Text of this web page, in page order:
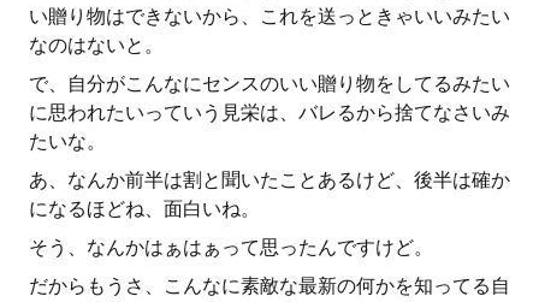
い贈り物はできないから、これを送っときゃいいみたい
なのはないと。
で、自分がこんなにセンスのいい贈り物をしてるみたい
に思われたいっていう見栄は、バレるから捨てなさいみ
たいな。
あ、なんか前半は割と聞いたことあるけど、後半は確か
になるほどね、面白いね。
そう、なんかはぁはぁって思ったんですけど。
だからもうさ、こんなに素敵な最新の何かを知ってる自